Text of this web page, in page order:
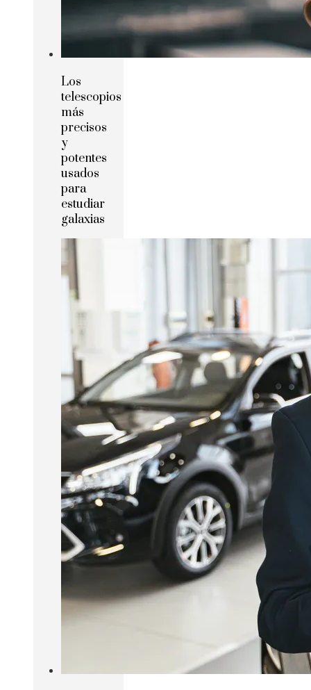
Los
telescopios
más
precisos
y
potentes
usados
para
estudiar
galaxias